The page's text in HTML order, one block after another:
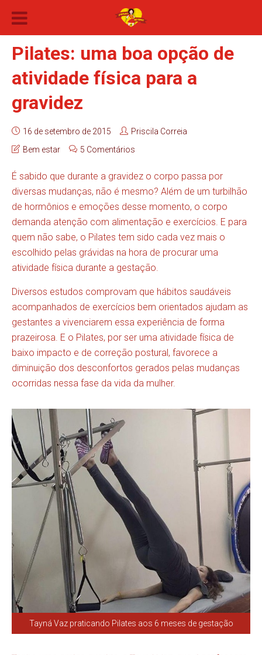
Pilates: uma boa opção de
atividade física para a
gravidez
16 de setembro de 2015
Priscila Correia
Bem estar
5 Comentários
É sabido que durante a gravidez o corpo passa por
diversas mudanças, não é mesmo? Além de um turbilhão
de hormônios e emoções desse momento, o corpo
demanda atenção com alimentação e exercícios. E para
quem não sabe, o Pilates tem sido cada vez mais o
escolhido pelas grávidas na hora de procurar uma
atividade física durante a gestação.
Diversos estudos comprovam que hábitos saudáveis
acompanhados de exercícios bem orientados ajudam as
gestantes a vivenciarem essa experiência de forma
prazeirosa. E o Pilates, por ser uma atividade física de
baixo impacto e de correção postural, favorece a
diminuição dos desconfortos gerados pelas mudanças
ocorridas nessa fase da vida da mulher.
Tayná Vaz praticando Pilates aos 6 meses de gestação